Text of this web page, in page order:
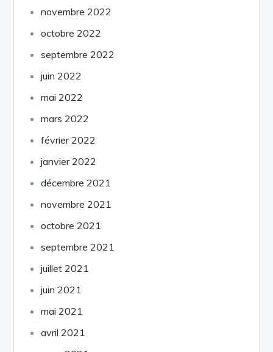
novembre 2022
octobre 2022
septembre 2022
juin 2022
mai 2022
mars 2022
février 2022
janvier 2022
décembre 2021
novembre 2021
octobre 2021
septembre 2021
juillet 2021
juin 2021
mai 2021
avril 2021